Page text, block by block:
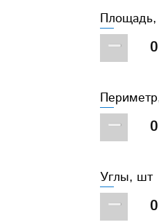
−
−
Углы, шт
−